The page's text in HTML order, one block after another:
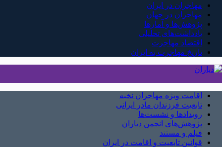
مهاجران در ایران
مهاجران در جهان
پژوهش‌ها و آمارها
یادداشت‌های تحلیلی
اقتصاد مهاجرت
تاریخ مهاجرت به ایران
اقامت ویژه مهاجران نخبه
تابعیت فرزندان مادر ایرانی
رویدادها و نشست‌ها
پژوهش‌های انجمن دیاران
فیلم و مستند
قوانین تابعیت و اقامت در ایران